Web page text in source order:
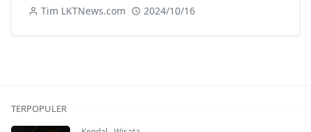
Tim LKTNews.com 2024/10/16
TERPOPULER